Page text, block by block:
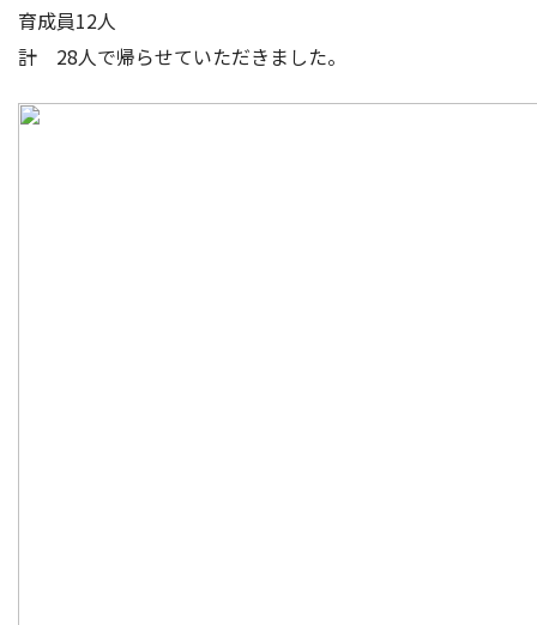
育成員12人
計 28人で帰らせていただきました。